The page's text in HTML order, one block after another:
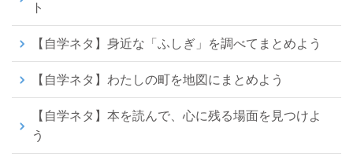
ト
【自学ネタ】身近な「ふしぎ」を調べてまとめよう
【自学ネタ】わたしの町を地図にまとめよう
【自学ネタ】本を読んで、心に残る場面を見つけよ
う